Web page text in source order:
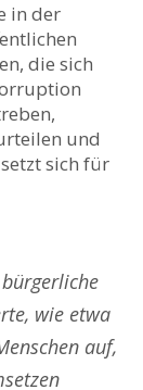
in der
die sich
und
sich für
wie etwa
auf,